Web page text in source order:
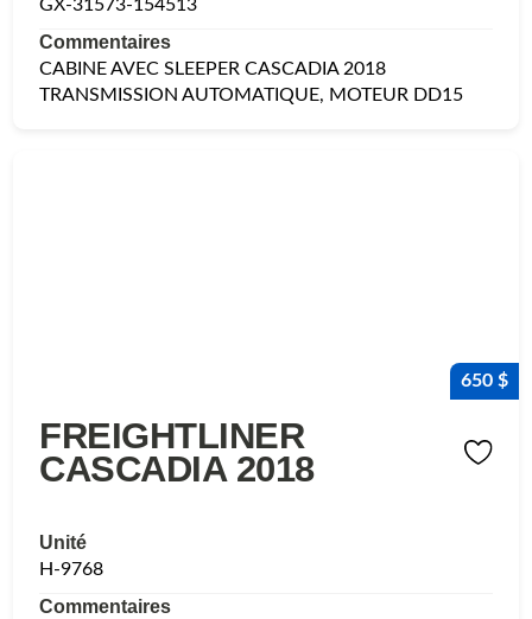
GX-31573-154513
Commentaires
CABINE AVEC SLEEPER CASCADIA 2018
TRANSMISSION AUTOMATIQUE, MOTEUR DD15
650 $
FREIGHTLINER
CASCADIA 2018
Unité
H-9768
Commentaires